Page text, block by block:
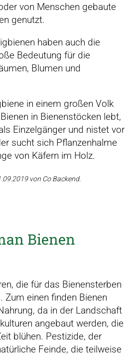
von Menschen gebaute
genutzt.
haben auch die
Bedeutung für die
Blumen und
in einem großen Volk
in Bienenstöcken lebt,
Einzelgänger und nistet vor
sucht sich Pflanzenhalme
von Käfern im Holz.
von Co Backend.
Bienen
die für das Bienensterben
Zum einen finden Bienen
da in der Landschaft
angebaut werden, die
blühen. Pestizide, der
Feinde, die teilweise